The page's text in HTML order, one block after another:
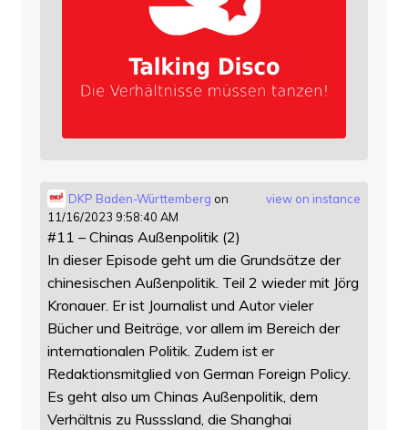
view on instance
DKP Baden-Württemberg on
11/16/2023 9:58:40 AM
#11 – Chinas Außenpolitik (2)
In dieser Episode geht um die Grundsätze der
chinesischen Außenpolitik. Teil 2 wieder mit Jörg
Kronauer. Er ist Journalist und Autor vieler
Bücher und Beiträge, vor allem im Bereich der
internationalen Politik. Zudem ist er
Redaktionsmitglied von German Foreign Policy.
Es geht also um Chinas Außenpolitik, dem
Verhältnis zu Russsland, die Shanghai